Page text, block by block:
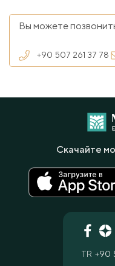
Вы можете
+90 507 261 37 78
TR +90
Скачайте